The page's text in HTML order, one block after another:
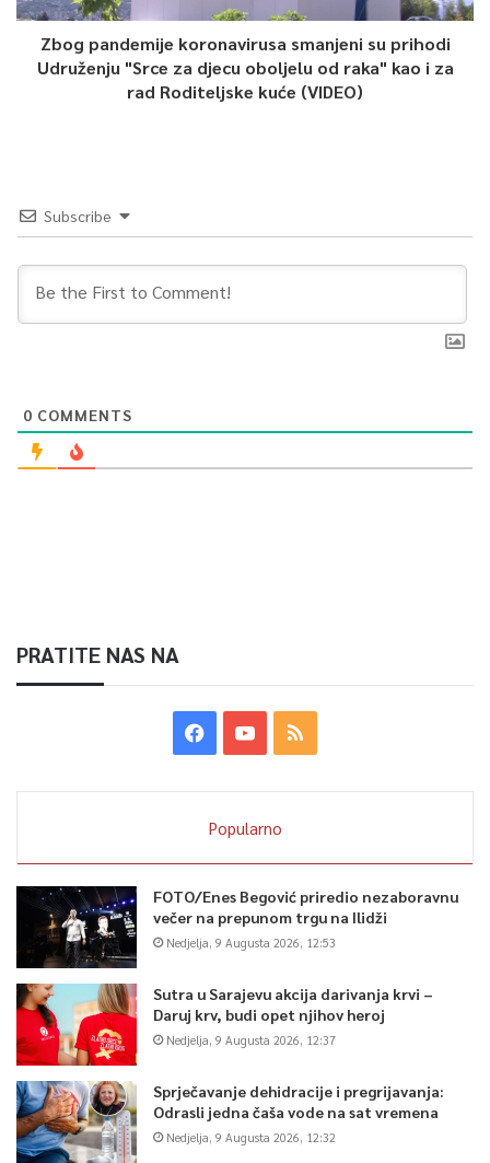
Zbog pandemije koronavirusa smanjeni su prihodi
Udruženju "Srce za djecu oboljelu od raka" kao i za
rad Roditeljske kuće (VIDEO)
Subscribe
0 COMMENTS
PRATITE NAS NA
Popularno
FOTO/Enes Begović priredio nezaboravnu
večer na prepunom trgu na Ilidži
Nedjelja, 9 Augusta 2026, 12:53
Sutra u Sarajevu akcija darivanja krvi –
Daruj krv, budi opet njihov heroj
Nedjelja, 9 Augusta 2026, 12:37
Sprječavanje dehidracije i pregrijavanja:
Odrasli jedna čaša vode na sat vremena
Nedjelja, 9 Augusta 2026, 12:32